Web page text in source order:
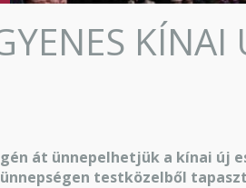
KÍNAI
át ünnepelhetjük a kínai új
testközelből